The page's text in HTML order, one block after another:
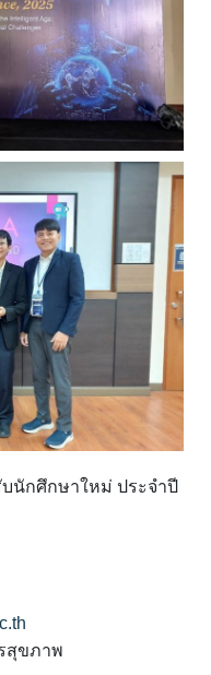
นักศึกษาใหม่ ประจำปี
สุขภาพ